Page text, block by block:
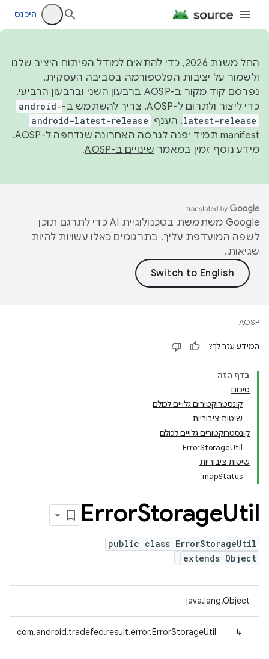
היכנס
החל משנת 2026, כדי להתאים למודל הפיתוח היציב שלנו
ולשמור על יציבות הפלטפורמה בסביבה העסקית,
נפרסם קוד מקור ב-AOSP ברבעון השני וברבעון הרביעי.
כדי ליצור ולתרום ל-AOSP, צריך להשתמש ב-
android-
latest-release. הענף android-latest-release
manifest תמיד יפנה לגרסה האחרונה שנדחפה ל-AOSP.
מידע נוסף זמין במאמר שינויים ב-AOSP .
‫Google משתמשת בטכנולוגיית AI כדי לתרגם תוכן
לשפה המועדפת עליך. בתרגומים כאלו עשויות להיות
שגיאות.
AOSP
המידע עזר לך?
בדף הזה
סיכום
קונסטרוקטורים גלויים לכולם
שיטות ציבוריות
קונסטרוקטורים גלויים לכולם
ErrorStorageUtil
שיטות ציבוריות
mapStatus
ErrorStorageUtil
public class ErrorStorageUtil
extends Object
java.lang.Object
↳
com.android.tradefed.result.error.ErrorStorageUtil